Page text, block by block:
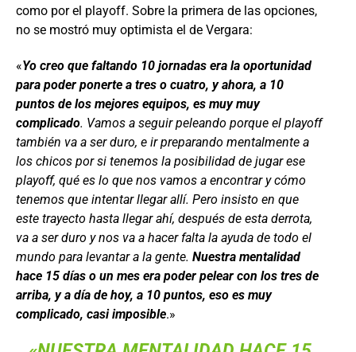
como por el playoff. Sobre la primera de las opciones,
no se mostró muy optimista el de Vergara:
«Yo creo que faltando 10 jornadas era la oportunidad
para poder ponerte a tres o cuatro, y ahora, a 10
puntos de los mejores equipos, es muy muy
complicado. Vamos a seguir peleando porque el playoff
también va a ser duro, e ir preparando mentalmente a
los chicos por si tenemos la posibilidad de jugar ese
playoff, qué es lo que nos vamos a encontrar y cómo
tenemos que intentar llegar allí. Pero insisto en que
este trayecto hasta llegar ahí, después de esta derrota,
va a ser duro y nos va a hacer falta la ayuda de todo el
mundo para levantar a la gente. Nuestra mentalidad
hace 15 días o un mes era poder pelear con los tres de
arriba, y a día de hoy, a 10 puntos, eso es muy
complicado, casi imposible.»